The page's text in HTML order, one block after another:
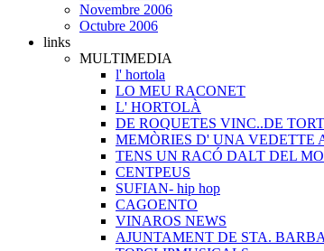
Novembre 2006
Octubre 2006
links
MULTIMEDIA
l' hortola
LO MEU RACONET
L' HORTOLÀ
DE ROQUETES VINC..DE
MEMÒRIES D' UNA VEDETTE
TENS UN RACÓ DALT DEL
CENTPEUS
SUFIAN- hip hop
CAGOENTO
VINAROS NEWS
AJUNTAMENT DE STA.